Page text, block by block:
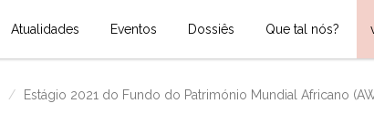
Atualidades Eventos Dossiês Que tal nós?
Estágio 2021 do Fundo do Património Mundial Africano